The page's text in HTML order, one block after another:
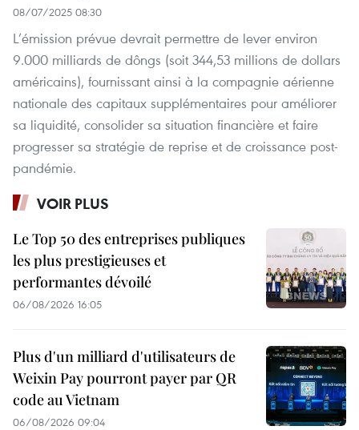
08/07/2025 08:30
L’émission prévue devrait permettre de lever environ
9.000 milliards de dôngs (soit 344,53 millions de dollars
américains), fournissant ainsi à la compagnie aérienne
nationale des capitaux supplémentaires pour améliorer
sa liquidité, consolider sa situation financière et faire
progresser sa stratégie de reprise et de croissance post-
pandémie.
VOIR PLUS
Le Top 50 des entreprises publiques
les plus prestigieuses et
performantes dévoilé
06/08/2026 16:05
Plus d'un milliard d'utilisateurs de
Weixin Pay pourront payer par QR
code au Vietnam
06/08/2026 09:04